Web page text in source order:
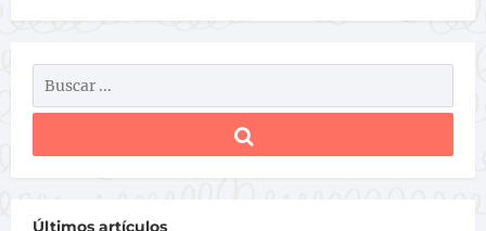
Últimos artículos